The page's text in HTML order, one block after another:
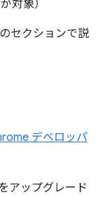
対象）
セクションで説
デベロッパ
アップグレード